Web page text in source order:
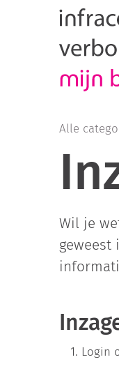
Alle
Wil je
geweest
Login